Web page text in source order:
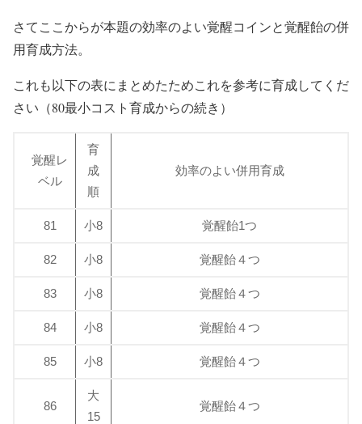
さてここからが本題の効率のよい覚醒コインと覚醒飴の併
用育成方法。
これも以下の表にまとめたためこれを参考に育成してくだ
さい（80最小コスト育成からの続き）
覚醒レ
ベル
育
成
順
効率のよい併用育成
81 小8 覚醒飴1つ
82 小8 覚醒飴４つ
83 小8 覚醒飴４つ
84 小8 覚醒飴４つ
85 小8 覚醒飴４つ
86
大
15
覚醒飴４つ